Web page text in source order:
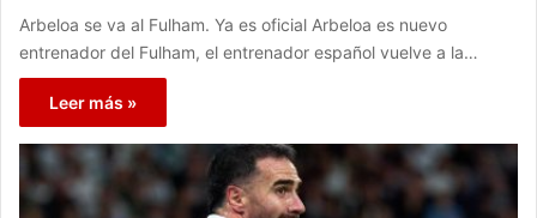
Arbeloa se va al Fulham. Ya es oficial Arbeloa es nuevo
entrenador del Fulham, el entrenador español vuelve a la…
Leer más »